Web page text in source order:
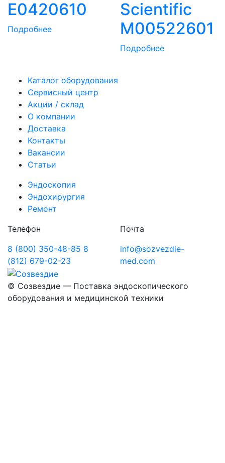
E0420610
Подробнее
Scientific
M00522601
Подробнее
Каталог оборудования
Сервисный центр
Акции / склад
О компании
Доставка
Контакты
Вакансии
Статьи
Эндоскопия
Эндохирургия
Ремонт
Телефон
8 (800) 350-48-85 8
(812) 679-02-23
Почта
info@sozvezdie-
med.com
© Созвездие — Поставка эндоскопического
оборудования и медицинской техники